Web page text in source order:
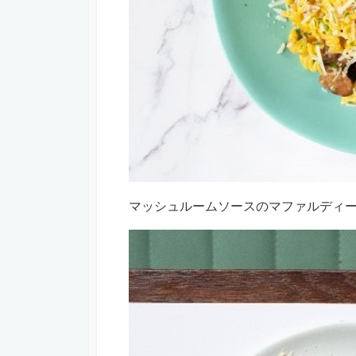
マッシュルームソースのマファルデ